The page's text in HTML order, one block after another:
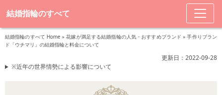
結婚指輪のすべて
結婚指輪のすべて Home »花嫁が満足する結婚指輪の人気・おすすめブランド »手作りブラン
ド「ウチマリ」の結婚指輪と料金について
更新日：2022-09-28
※近年の世界情勢による影響について